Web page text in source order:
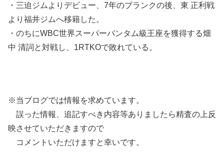
・三迫ジムよりデビュー、7年のブランクの後、東 正利戦
より福井ジムへ移籍した。
・のちにWBC世界スーパーバンタム級王座を獲得する畑
中 清詞と対戦し、1RTKOで敗れている。
※当ブログでは情報を求めています。
誤った情報、追記すべき内容等ありましたら精査の上反
映させていただきますので
コメントいただけますと幸いです。